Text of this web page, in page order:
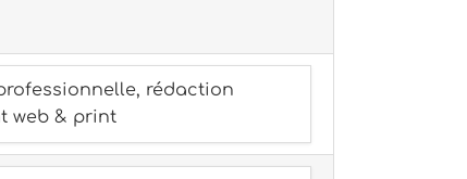
rédaction
web & print